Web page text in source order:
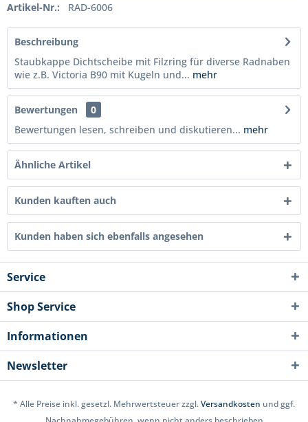
Artikel-Nr.: RAD-6006
Beschreibung
Staubkappe Dichtscheibe mit Filzring für diverse Radnaben
wie z.B. Victoria B90 mit Kugeln und... mehr
Bewertungen
0
Bewertungen lesen, schreiben und diskutieren... mehr
Ähnliche Artikel
Kunden kauften auch
Kunden haben sich ebenfalls angesehen
Service
Shop Service
Informationen
Newsletter
* Alle Preise inkl. gesetzl. Mehrwertsteuer zzgl.Versandkosten und ggf.